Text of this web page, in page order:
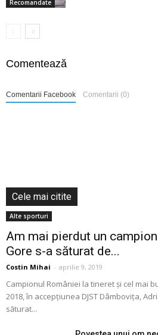
Recomandate
Comentează
Comentarii Facebook Comentarii (0)
Cele mai citite
Alte sporturi
Am mai pierdut un
Gore s-a săturat de...
Costin Mihai - aprilie 9, 2019
Campionul României la tineret și cel mai
2018, în accepțiunea DJST Dâmbovița,
săturat...